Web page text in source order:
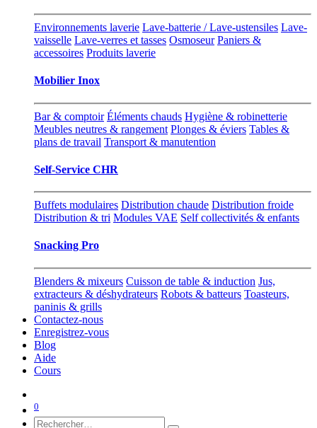
Environnements laverie Lave-batterie / Lave-ustensiles Lave-
vaisselle Lave-verres et tasses Osmoseur Paniers &
accessoires Produits laverie
Mobilier Inox
Bar & comptoir Éléments chauds Hygiène & robinetterie
Meubles neutres & rangement Plonges & éviers Tables &
plans de travail Transport & manutention
Self-Service CHR
Buffets modulaires Distribution chaude Distribution froide
Distribution & tri Modules VAE Self collectivités & enfants
Snacking Pro
Blenders & mixeurs Cuisson de table & induction Jus,
extracteurs & déshydrateurs Robots & batteurs Toasteurs,
paninis & grills
Contactez-nous
Enregistrez-vous
Blog
Aide
Cours
0